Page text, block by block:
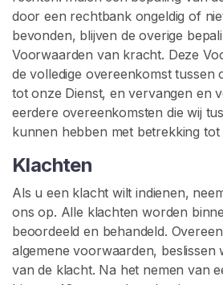
door een rechtbank ongeldig of
bevonden, blijven de overige
Voorwaarden van kracht. Deze
de volledige overeenkomst tussen
tot onze Dienst, en vervangen en
eerdere overeenkomsten die wij
kunnen hebben met betrekking tot
Klachten
Als u een klacht wilt indienen,
ons op. Alle klachten worden
beoordeeld en behandeld.
algemene voorwaarden, beslissen
van de klacht. Na het nemen van